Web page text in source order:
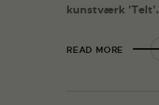
kunstværk 'Telt'.
READ MORE